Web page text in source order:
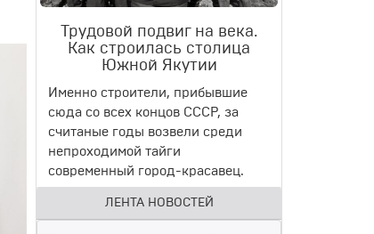
Трудовой подвиг на века.
Как строилась столица
Южной Якутии
Именно строители, прибывшие
сюда со всех концов СССР, за
считаные годы возвели среди
непроходимой тайги
современный город-красавец.
ЛЕНТА НОВОСТЕЙ